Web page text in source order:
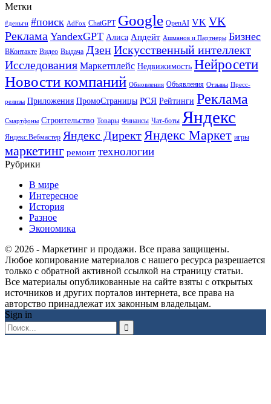
Метки
#деньги #поиск AdFox ChatGPT Google OpenAI VK VK
Реклама YandexGPT Алиса Апдейт Ашманов и Партнеры Бизнес
ВКонтакте Видео Выдача ДзенИскусственный интеллект
Исследования Маркетплейс Недвижимость Нейросети
Новости компаний Обновления Объявления Отзывы Пресс-
релизы Приложения ПромоСтраницы РСЯ Рейтинги Реклама
Смартфоны Строительство Товары Финансы Чат-боты Яндекс
Яндекс.Вебмастер Яндекс Директ Яндекс Маркет игры
маркетинг ремонт технологии
Рубрики
В мире
Интересное
История
Разное
Экономика
© 2026 - Маркетинг и продажи. Все права защищены.
Любое копирование материалов с нашего ресурса разрешается
только с обратной активной ссылкой на страницу статьи.
Все материалы опубликованные на сайте взяты с открытых
источников и других порталов интернета, все права на
авторство принадлежат их законным владельцам.
Sign in